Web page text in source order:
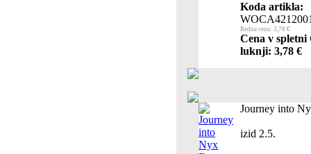
Koda artikla:
Redna cena: 3,78 €
Cena v
luknji: 3,78 €
Journey into
izid 2.5.